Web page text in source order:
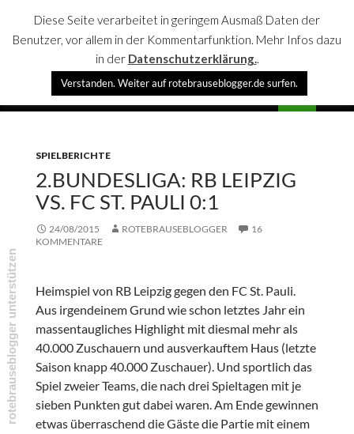
rotebrauseblogger
SPRINGE
SPIELBERICHTE
2.BUNDESLIGA: RB LEIPZIG
VS. FC ST. PAULI 0:1
24/08/2015 ROTEBRAUSEBLOGGER
16
KOMMENTARE
Heimspiel von RB Leipzig gegen den FC St. Pauli.
Aus irgendeinem Grund wie schon letztes Jahr ein
massentaugliches Highlight mit diesmal mehr als
40.000 Zuschauern und ausverkauftem Haus (letzte
Saison knapp 40.000 Zuschauer). Und sportlich das
Spiel zweier Teams, die nach drei Spieltagen mit je
sieben Punkten gut dabei waren. Am Ende gewinnen
etwas überraschend die Gäste die Partie mit einem
Diese Seite verarbeitet in geringem Ausmaß Daten der
Benutzer, vor allem in der Kommentarfunktion. Mehr Infos dazu
in der Datenschutzerklärung..
Verstanden. Weiter auf rotebrauseblogger.de surfen.
rotebrauseblogger unterstützen